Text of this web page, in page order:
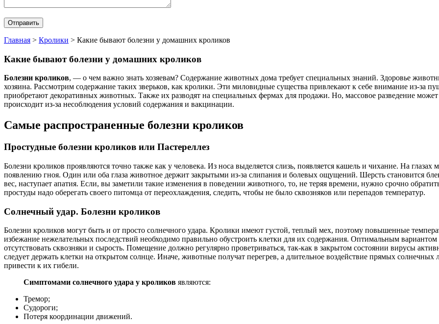
Главная > Кролики > Какие бывают болезни у домашних кроликов
Какие бывают болезни у домашних кроликов
Болезни кроликов, — о чем важно знать хозяевам? Содержание животных дома требует специальных знаний. Здоровье
хозяина. Рассмотрим содержание таких зверьков, как кролики. Эти миловидные существа привлекают к себе внимание из-за
приобретают декоративных животных. Также их разводят на специальных фермах для продажи. Но, массовое разведение
происходит из-за несоблюдения условий содержания и вакцинации.
Самые распространенные болезни кроликов
Простудные болезни кроликов или Пастереллез
Болезни кроликов проявляются точно также как у человека. Из носа выделяется слизь, появляется кашель и чихание. На
появлению гноя. Один или оба глаза животное держит закрытыми из-за слипания и болевых ощущений. Шерсть становится
вес, наступает апатия. Если, вы заметили такие изменения в поведении животного, то, не теряя времени, нужно срочно
простуды надо оберегать своего питомца от переохлаждения, следить, чтобы не было сквозняков или перепадов температур.
Солнечный удар. Болезни кроликов
Болезни кроликов могут быть и от просто солнечного удара. Кролики имеют густой, теплый мех, поэтому повышенные
избежание нежелательных последствий необходимо правильно обустроить клетки для их содержания. Оптимальным
отсутствовать сквозняки и сырость. Помещение должно регулярно проветриваться, так-как в закрытом состоянии вирусы
следует держать клетки на открытом солнце. Иначе, животные получат перегрев, а длительное воздействие прямых солнечных
привести к их гибели.
Симптомами солнечного удара у кроликов являются:
Тремор;
Судороги;
Потеря координации движений.